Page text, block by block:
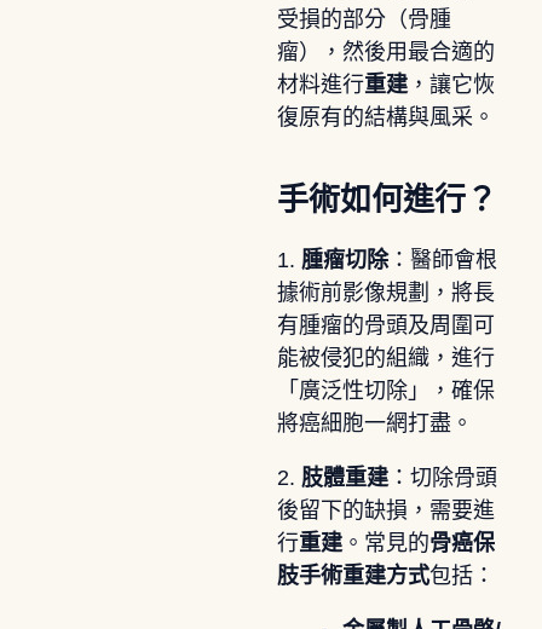
受損的部分（骨腫
瘤），然後用最合適的
材料進行重建，讓它恢
復原有的結構與風采。
手術如何進行？
1. 腫瘤切除：醫師會根
據術前影像規劃，將長
有腫瘤的骨頭及周圍可
能被侵犯的組織，進行
「廣泛性切除」，確保
將癌細胞一網打盡。
2. 肢體重建：切除骨頭
後留下的缺損，需要進
行重建。常見的骨癌保
肢手術重建方式包括：